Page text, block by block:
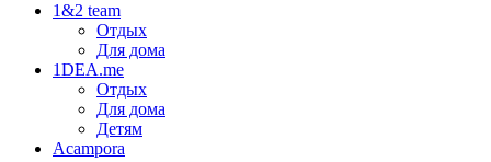
1&2 team
Отдых
Для дома
1DEA.me
Отдых
Для дома
Детям
Acampora